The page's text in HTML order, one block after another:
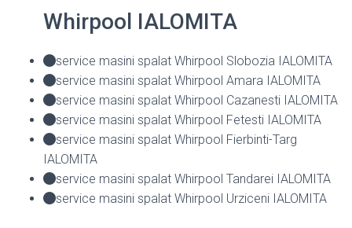
Whirpool IALOMITA
service masini spalat Whirpool Slobozia IALOMITA
service masini spalat Whirpool Amara IALOMITA
service masini spalat Whirpool Cazanesti IALOMITA
service masini spalat Whirpool Fetesti IALOMITA
service masini spalat Whirpool Fierbinti-Targ
IALOMITA
service masini spalat Whirpool Tandarei IALOMITA
service masini spalat Whirpool Urziceni IALOMITA